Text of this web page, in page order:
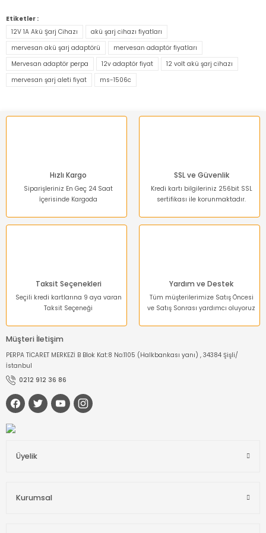
konularda yetersiz gördüğünüz noktaları öneri formunu
kullanarak tarafımıza iletebilirsiniz.
Görüş ve önerileriniz için teşekkür ederiz.
Ürün resmi kalitesiz, bozuk veya görüntülenemiyor.
Ürün açıklamasında eksik bilgiler bulunuyor.
Ürün fiyatı diğer sitelerden daha pahalı.
Gönder
Etiketler :
12V 1A Akü Şarj Cihazı
akü şarj cihazı fiyatları
mervesan akü şarj adaptörü
mervesan adaptör fiyatları
Mervesan adaptör perpa
12v adaptör fiyat
12 volt akü şarj cihazı
mervesan şarj aleti fiyat
ms-1506c
Hızlı Kargo
Siparişleriniz En Geç 24 Saat
İçerisinde Kargoda
SSL ve Güvenlik
Kredi kartı bilgileriniz 256bit SSL
sertifikası ile korunmaktadır.
Taksit Seçenekleri
Seçili kredi kartlarına 9 aya varan
Taksit Seçeneği
Yardım ve Destek
Tüm müşterilerimize Satış Öncesi
ve Satış Sonrası yardımcı oluyoruz
Müşteri İletişim
PERPA TİCARET MERKEZİ B Blok Kat:8 No:1105 (Halkbankası yanı) , 34384 Şişli/
İstanbul
0212 912 36 86
Üyelik
Kurumsal